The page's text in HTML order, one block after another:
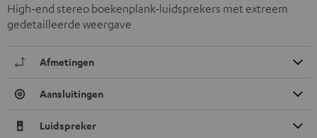
High-end stereo boekenplank-luidsprekers met extreem
gedetailleerde weergave
Afmetingen
Aansluitingen
Luidspreker